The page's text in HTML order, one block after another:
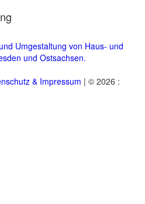
Umgestaltung von Haus- und
und Ostsachsen.
& Impressum | © 2026 :